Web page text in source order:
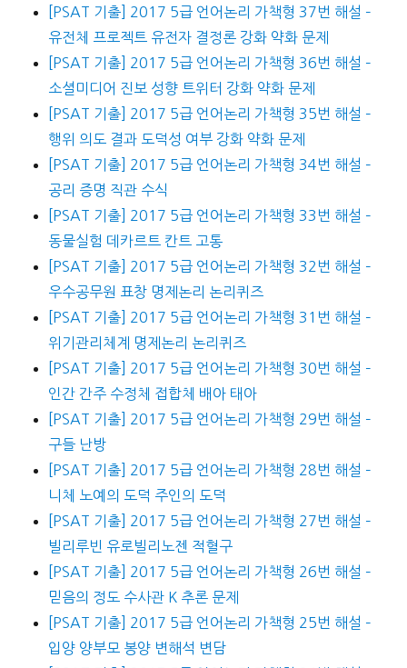
[PSAT 기출] 2017 5급 언어논리 가책형 37번 해설 –
유전체 프로젝트 유전자 결정론 강화 약화 문제
[PSAT 기출] 2017 5급 언어논리 가책형 36번 해설 –
소셜미디어 진보 성향 트위터 강화 약화 문제
[PSAT 기출] 2017 5급 언어논리 가책형 35번 해설 –
행위 의도 결과 도덕성 여부 강화 약화 문제
[PSAT 기출] 2017 5급 언어논리 가책형 34번 해설 –
공리 증명 직관 수식
[PSAT 기출] 2017 5급 언어논리 가책형 33번 해설 –
동물실험 데카르트 칸트 고통
[PSAT 기출] 2017 5급 언어논리 가책형 32번 해설 –
우수공무원 표창 명제논리 논리퀴즈
[PSAT 기출] 2017 5급 언어논리 가책형 31번 해설 –
위기관리체계 명제논리 논리퀴즈
[PSAT 기출] 2017 5급 언어논리 가책형 30번 해설 –
인간 간주 수정체 접합체 배아 태아
[PSAT 기출] 2017 5급 언어논리 가책형 29번 해설 –
구들 난방
[PSAT 기출] 2017 5급 언어논리 가책형 28번 해설 –
니체 노예의 도덕 주인의 도덕
[PSAT 기출] 2017 5급 언어논리 가책형 27번 해설 –
빌리루빈 유로빌리노젠 적혈구
[PSAT 기출] 2017 5급 언어논리 가책형 26번 해설 –
믿음의 정도 수사관 K 추론 문제
[PSAT 기출] 2017 5급 언어논리 가책형 25번 해설 –
입양 양부모 봉양 변해석 변담